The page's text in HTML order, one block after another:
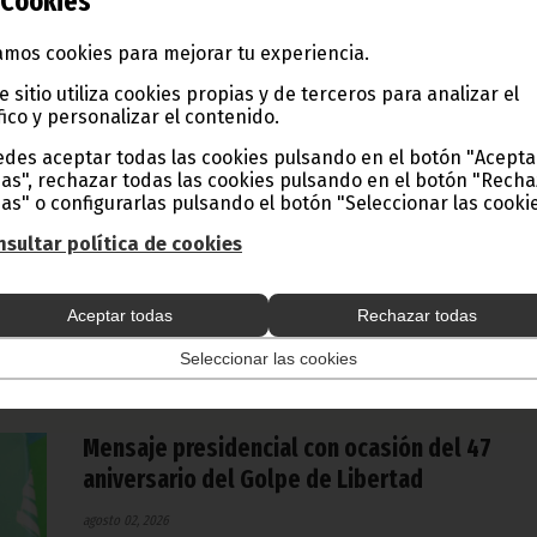
cookies para mejorar tu experiencia.
sitio utiliza cookies propias y de terceros para analizar el
y personalizar el contenido.
aceptar todas las cookies pulsando en el botón
rechazar todas las cookies pulsando en el botón
o configurarlas pulsando el botón "Seleccionar las
política de cookies
Aceptar todas Rechazar todas
Seleccionar las cookies
Despedida oficial al Embajador de la Unión
Europea en la Ciudad de La Paz
agosto 02, 2026
Tras tres años al frente de la delegación de la Unión
Ecuatorial en un encuentro mantenido con el Ministro de
fortaleciendo los lazos bilaterales.
Noticias Gobierno
Mensaje presidencial con ocasión del 47
aniversario del Golpe de Libertad
agosto 02, 2026